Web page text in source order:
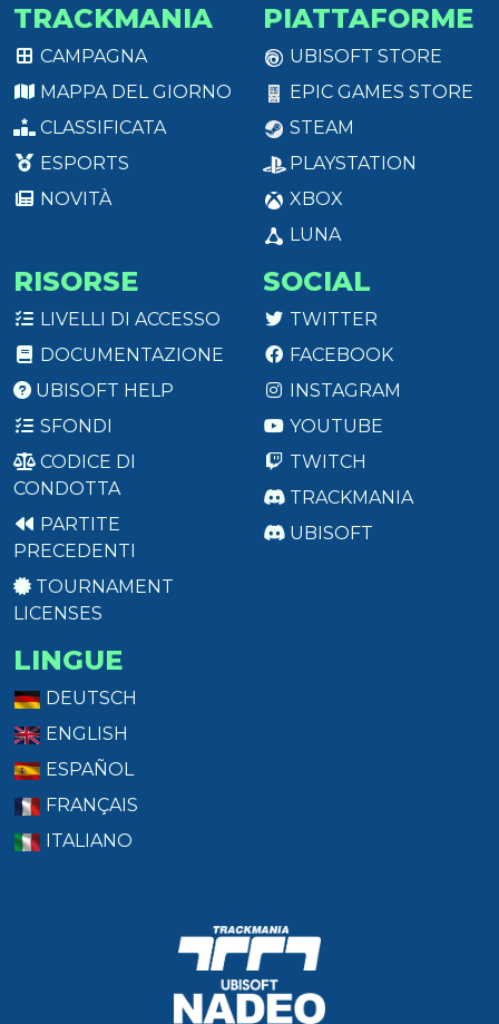
TRACKMANIA
CAMPAGNA
MAPPA DEL GIORNO
CLASSIFICATA
ESPORTS
NOVITÀ
PIATTAFORME
UBISOFT STORE
EPIC GAMES STORE
STEAM
PLAYSTATION
XBOX
LUNA
RISORSE
LIVELLI DI ACCESSO
DOCUMENTAZIONE
UBISOFT HELP
SFONDI
CODICE DI
CONDOTTA
PARTITE
PRECEDENTI
TOURNAMENT
LICENSES
SOCIAL
TWITTER
FACEBOOK
INSTAGRAM
YOUTUBE
TWITCH
TRACKMANIA
UBISOFT
LINGUE
DEUTSCH
ENGLISH
ESPAÑOL
FRANÇAIS
ITALIANO